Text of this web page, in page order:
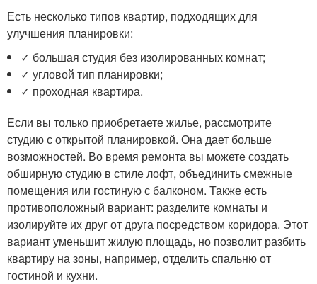
Есть несколько типов квартир, подходящих для
улучшения планировки:
✓ большая студия без изолированных комнат;
✓ угловой тип планировки;
✓ проходная квартира.
Если вы только приобретаете жилье, рассмотрите
студию с открытой планировкой. Она дает больше
возможностей. Во время ремонта вы можете создать
обширную студию в стиле лофт, объединить смежные
помещения или гостиную с балконом. Также есть
противоположный вариант: разделите комнаты и
изолируйте их друг от друга посредством коридора. Этот
вариант уменьшит жилую площадь, но позволит разбить
квартиру на зоны, например, отделить спальню от
гостиной и кухни.